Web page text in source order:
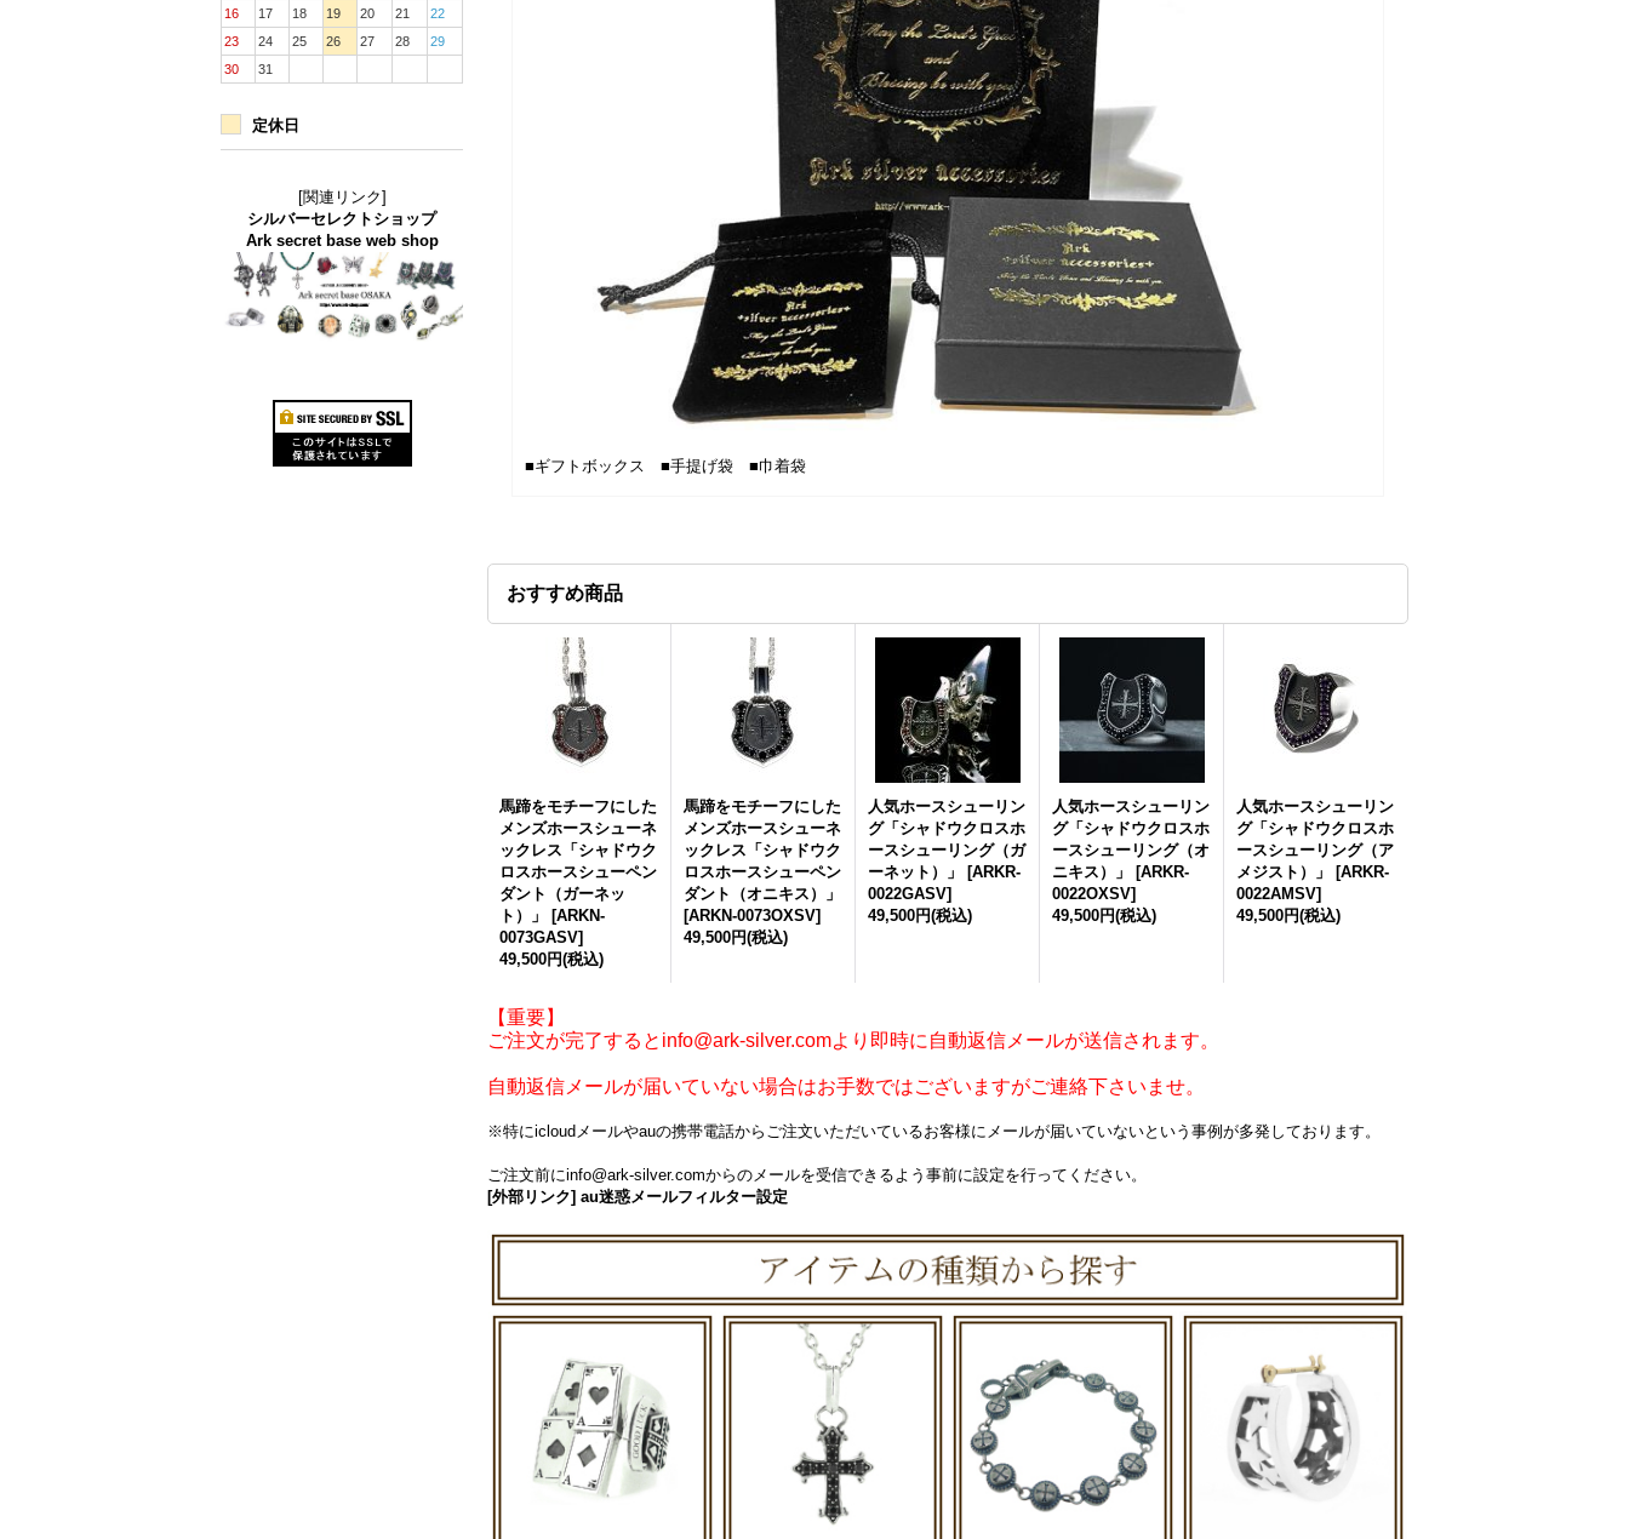
16
17 18 19 20 21
22
23
24 25 26 27 28
29
30
31
定休日
[関連リンク]
シルバーセレクトショップ
Ark secret base web shop
■ギフトボックス ■手提げ袋 ■巾着袋
おすすめ商品
馬蹄をモチーフにした
メンズホースシューネ
ックレス「シャドウク
ロスホースシューペン
ダント（ガーネッ
ト）」
[ARKN-
0073GASV]
49,500円(税込)
馬蹄をモチーフにした
メンズホースシューネ
ックレス「シャドウク
ロスホースシューペン
ダント（オニキス）」
[ARKN-0073OXSV]
49,500円(税込)
人気ホースシューリン
グ「シャドウクロスホ
ースシューリング（ガ
ーネット）」
[ARKR-
0022GASV]
49,500円(税込)
人気ホースシューリン
グ「シャドウクロスホ
ースシューリング（オ
ニキス）」
[ARKR-
0022OXSV]
49,500円(税込)
人気ホースシューリン
グ「シャドウクロスホ
ースシューリング（ア
メジスト）」
[ARKR-
0022AMSV]
49,500円(税込)
【重要】
ご注文が完了するとinfo@ark-silver.comより即時に自動返信メールが送信されます。
自動返信メールが届いていない場合はお手数ではございますがご連絡下さいませ。
※特にicloudメールやauの携帯電話からご注文いただいているお客様にメールが届いていないという事例が多発しております。
ご注文前にinfo@ark-silver.comからのメールを受信できるよう事前に設定を行ってください。
[外部リンク] au迷惑メールフィルター設定